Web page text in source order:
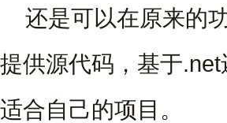
还是可以在原来的
提供源代码，基于
适合自己的项目。